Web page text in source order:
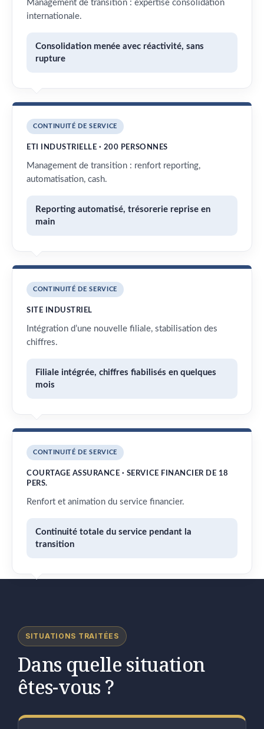
Management de transition : expertise consolidation
internationale.
Consolidation menée avec réactivité, sans
rupture
CONTINUITÉ DE SERVICE
ETI INDUSTRIELLE · 200 PERSONNES
Management de transition : renfort reporting,
automatisation, cash.
Reporting automatisé, trésorerie reprise en
main
CONTINUITÉ DE SERVICE
SITE INDUSTRIEL
Intégration d’une nouvelle filiale, stabilisation des
chiffres.
Filiale intégrée, chiffres fiabilisés en quelques
mois
CONTINUITÉ DE SERVICE
COURTAGE ASSURANCE · SERVICE FINANCIER DE 18
PERS.
Renfort et animation du service financier.
Continuité totale du service pendant la
transition
SITUATIONS TRAITÉES
Dans quelle situation
êtes-vous ?